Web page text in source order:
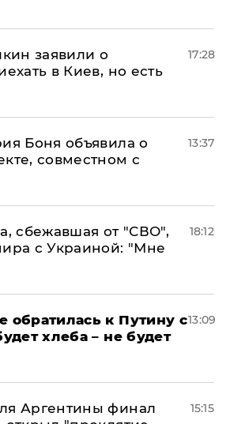
заявили о
в Киев, но есть
17:28
Боня объявила о
совместном с
13:37
сбежавшая от "СВО",
с Украиной: "Мне
18:12
обратилась к Путину с
хлеба – не будет
13:09
Аргентины финал
15:15